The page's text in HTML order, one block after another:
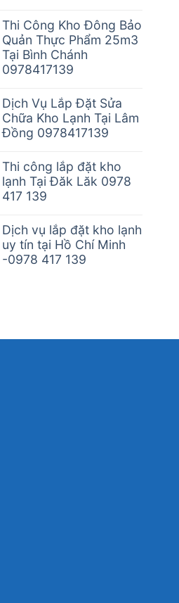
Thi Công Kho Đông Bảo
Quản Thực Phẩm 25m3
Tại Bình Chánh
0978417139
Dịch Vụ Lắp Đặt Sửa
Chữa Kho Lạnh Tại Lâm
Đồng 0978417139
Thi công lắp đặt kho
lạnh Tại Đăk Lăk 0978
417 139
Dịch vụ lắp đặt kho lạnh
uy tín tại Hồ Chí Minh
-0978 417 139